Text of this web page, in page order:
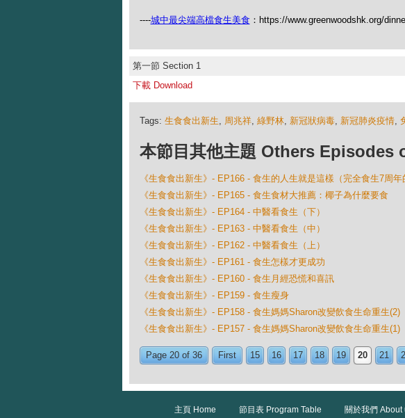
----城中最尖端高檔食生美食 ：https://www.greenwoodshk.org/
第一節 Section 1
下載 Download
Tags: 生食食出新生, 周兆祥, 綠野林, 新冠狀病毒, 新冠肺炎疫情,
本節目其他主題 Others Episodes
《生食食出新生》- EP166 - 食生的人生就是這樣（完全食生7周年
《生食食出新生》- EP165 - 食生食材大推薦：椰子為什麼要食
《生食食出新生》- EP164 - 中醫看食生（下）
《生食食出新生》- EP163 - 中醫看食生（中）
《生食食出新生》- EP162 - 中醫看食生（上）
《生食食出新生》- EP161 - 食生怎樣才更成功
《生食食出新生》- EP160 - 食生月經恐慌和喜訊
《生食食出新生》- EP159 - 食生瘦身
《生食食出新生》- EP158 - 食生媽媽Sharon改變飲食生命重生(2)
《生食食出新生》- EP157 - 食生媽媽Sharon改變飲食生命重生(1)
Page 20 of 36 First 15 16 17 18 19 20 21
主頁 Home 節目表 Program Table 關於我們 About